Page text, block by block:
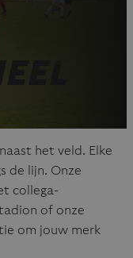
het veld. Elke
de lijn. Onze
collega-
of onze
om jouw merk